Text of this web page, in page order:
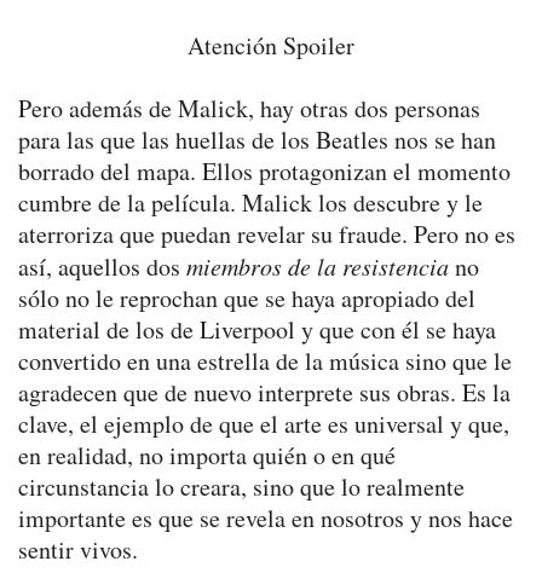
Atención Spoiler
Pero además de Malick, hay otras dos personas
para las que las huellas de los Beatles nos se han
borrado del mapa. Ellos protagonizan el momento
cumbre de la película. Malick los descubre y le
aterroriza que puedan revelar su fraude. Pero no es
así, aquellos dos miembros de la resistenciano
sólo no le reprochan que se haya apropiado del
material de los de Liverpool y que con él se haya
convertido en una estrella de la música sino que le
agradecen que de nuevo interprete sus obras. Es la
clave, el ejemplo de que el arte es universal y que,
en realidad, no importa quién o en qué
circunstancia lo creara, sino que lo realmente
importante es que se revela en nosotros y nos hace
sentir vivos.